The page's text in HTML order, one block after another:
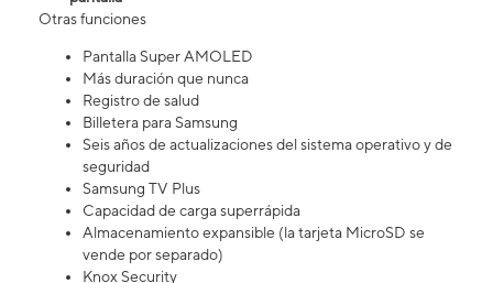
Otras funciones
Pantalla Super AMOLED
Más duración que nunca
Registro de salud
Billetera para Samsung
Seis años de actualizaciones del sistema operativo y de
seguridad
Samsung TV Plus
Capacidad de carga superrápida
Almacenamiento expansible (la tarjeta MicroSD se
vende por separado)
Knox Security